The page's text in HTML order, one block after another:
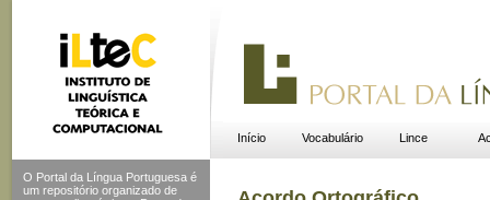
Início Vocabulário Lince
O Portal da Língua Portuguesa é
um repositório organizado de